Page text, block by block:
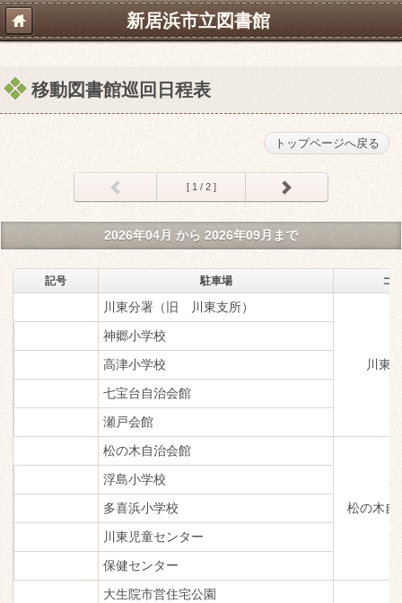
新居浜市立図書館
移動図書館巡回日程表
トップページへ戻る
[ 1 / 2 ]
2026年04月 から 2026年09月まで
記号 駐車場 コ
川東分署（旧 川東支所）
川東
神郷小学校
高津小学校
七宝台自治会館
瀬戸会館
松の木自治会館
松の木自
浮島小学校
多喜浜小学校
川東児童センター
保健センター
大生院市営住宅公園